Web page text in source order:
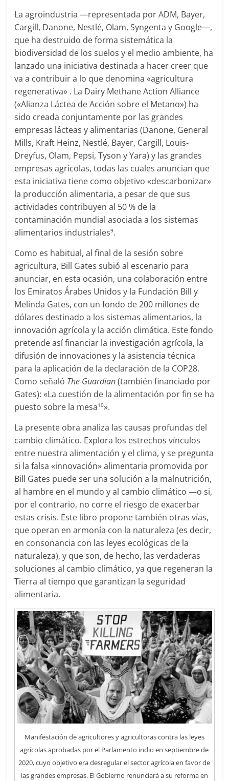
La agroindustria —representada por ADM, Bayer,
Cargill, Danone, Nestlé, Olam, Syngenta y Google—,
que ha destruido de forma sistemática la
biodiversidad de los suelos y el medio ambiente, ha
lanzado una iniciativa destinada a hacer creer que
va a contribuir a lo que denomina «agricultura
regenerativa» . La Dairy Methane Action Alliance
(«Alianza Láctea de Acción sobre el Metano») ha
sido creada conjuntamente por las grandes
empresas lácteas y alimentarias (Danone, General
Mills, Kraft Heinz, Nestlé, Bayer, Cargill, Louis-
Dreyfus, Olam, Pepsi, Tyson y Yara) y las grandes
empresas agrícolas, todas las cuales anuncian que
esta iniciativa tiene como objetivo «descarbonizar»
la producción alimentaria, a pesar de que sus
actividades contribuyen al 50 % de la
contaminación mundial asociada a los sistemas
alimentarios industriales9.
Como es habitual, al final de la sesión sobre
agricultura, Bill Gates subió al escenario para
anunciar, en esta ocasión, una colaboración entre
los Emiratos Árabes Unidos y la Fundación Bill y
Melinda Gates, con un fondo de 200 millones de
dólares destinado a los sistemas alimentarios, la
innovación agrícola y la acción climática. Este fondo
pretende así financiar la investigación agrícola, la
difusión de innovaciones y la asistencia técnica
para la aplicación de la declaración de la COP28.
Como señaló The Guardian(también financiado por
Gates): «La cuestión de la alimentación por fin se ha
puesto sobre la mesa10».
La presente obra analiza las causas profundas del
cambio climático. Explora los estrechos vínculos
entre nuestra alimentación y el clima, y se pregunta
si la falsa «innovación» alimentaria promovida por
Bill Gates puede ser una solución a la malnutrición,
al hambre en el mundo y al cambio climático —o si,
por el contrario, no corre el riesgo de exacerbar
estas crisis. Este libro propone también otras vías,
que operan en armonía con la naturaleza (es decir,
en consonancia con las leyes ecológicas de la
naturaleza), y que son, de hecho, las verdaderas
soluciones al cambio climático, ya que regeneran la
Tierra al tiempo que garantizan la seguridad
alimentaria.
Manifestación de agricultores y agricultoras contra las leyes
agrícolas aprobadas por el Parlamento indio en septiembre de
2020, cuyo objetivo era desregular el sector agrícola en favor de
las grandes empresas. El Gobierno renunciará a su reforma en